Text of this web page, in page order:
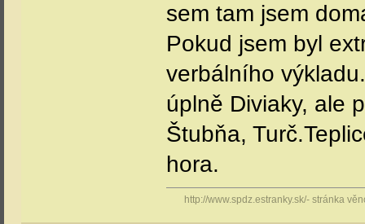
sem tam jsem
Pokud jsem byl
verbálního
úplně Diviaky, ale
Štubňa,
hora.
http://www.spdz.estranky.sk/- stránka